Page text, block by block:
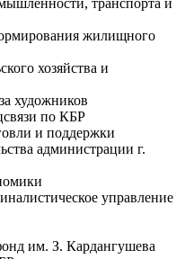
жилищного
хозяйства и
художников
по КБР
и поддержки
администрации г.
управление
им. З. Кардангушева